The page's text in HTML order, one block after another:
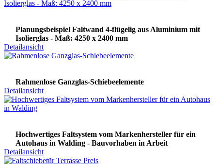
Planungsbeispiel Faltwand 4-flügelig aus Aluminium mit
Isolierglas - Maß: 4250 x 2400 mm
Detailansicht
Rahmenlose Ganzglas-Schiebeelemente
Detailansicht
Hochwertiges Faltsystem vom Markenhersteller für ein
Autohaus in Walding - Bauvorhaben in Arbeit
Detailansicht